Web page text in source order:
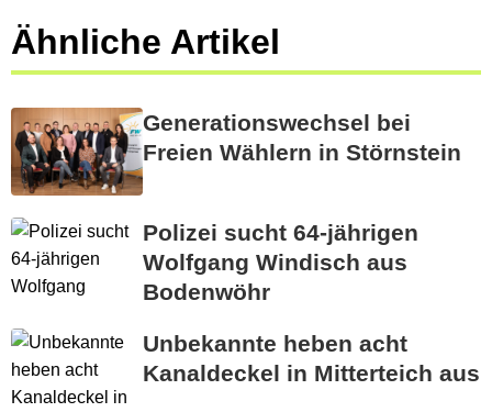
Ähnliche Artikel
Generationswechsel bei
Freien Wählern in Störnstein
Polizei sucht 64-jährigen
Wolfgang Windisch aus
Bodenwöhr
Unbekannte heben acht
Kanaldeckel in Mitterteich aus